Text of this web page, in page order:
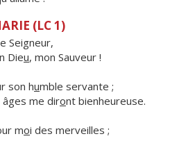
(LC 1)
Seigneur,
Dieu, mon Sauveur !
son humble servante ;
me diront bienheureuse.
moi des merveilles ;